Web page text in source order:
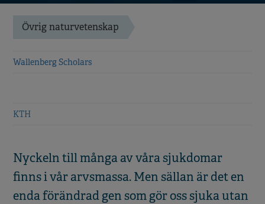
Övrig naturvetenskap
Wallenberg Scholars
KTH
Nyckeln till många av våra sjukdomar
finns i vår arvsmassa. Men sällan är det en
enda förändrad gen som gör oss sjuka utan